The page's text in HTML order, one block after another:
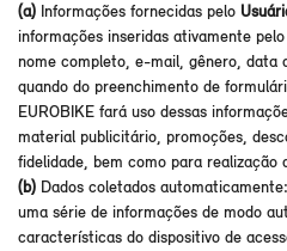
(a) Informações fornecidas pelo
informações inseridas ativamente pelo
nome completo, e-mail, gênero, data
quando do preenchimento de
EUROBIKE fará uso dessas
material publicitário, promoções,
fidelidade, bem como para realização
(b) Dados coletados
uma série de informações de modo
características do dispositivo de